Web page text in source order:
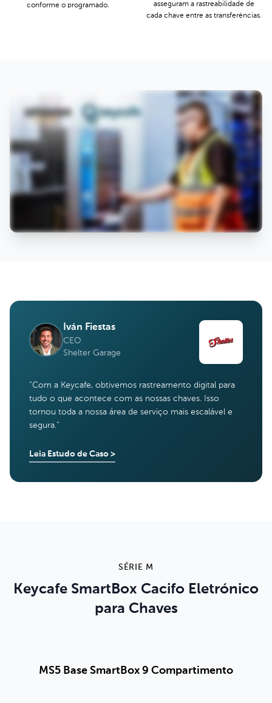
conforme o programado.
asseguram a rastreabilidade de
cada chave entre as transferências.
Iván Fiestas
CEO
Shelter Garage
“Com a Keycafe, obtivemos rastreamento digital para
tudo o que acontece com as nossas chaves. Isso
tornou toda a nossa área de serviço mais escalável e
segura.”
Leia Estudo de Caso >
SÉRIE M
Keycafe SmartBox Cacifo Eletrónico
para Chaves
MS5 Base SmartBox 9 Compartimento